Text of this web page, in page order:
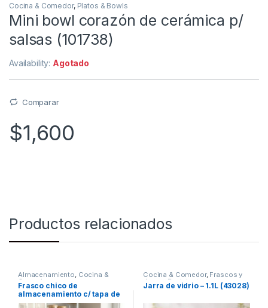
Cocina & Comedor, Platos & Bowls
Mini bowl corazón de cerámica p/
salsas (101738)
Availability: Agotado
Comparar
$1,600
Productos relacionados
Almacenamiento, Cocina &
Comedor
Frasco chico de
almacenamiento c/ tapa de
bambú [105358]
Cocina & Comedor, Frascos y
Jarras Recipientes para
bebidas y líquidos
Jarra de vidrio – 1.1L (43028)